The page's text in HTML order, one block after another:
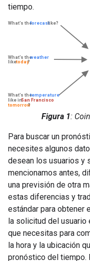
tiempo.
Figura 1:
Para buscar un
necesites algunos
desean los usuarios y
mencionamos antes,
una previsión de otra
estas diferencias y
estándar para obtener
la solicitud del usuario
que necesitas para
la hora y la ubicación
pronóstico del tiempo.